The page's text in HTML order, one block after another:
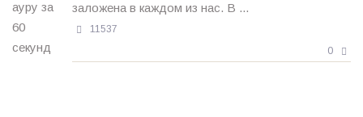
заложена в каждом из нас. В ...
11537
0